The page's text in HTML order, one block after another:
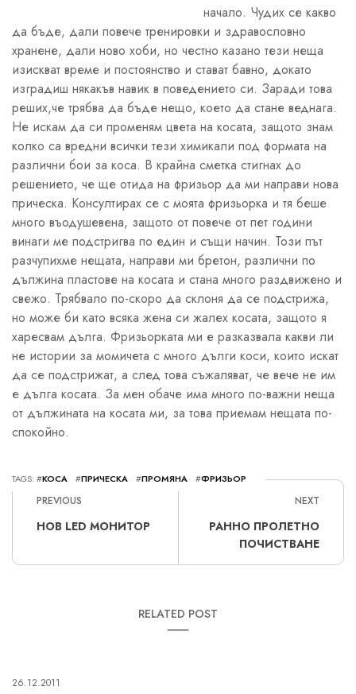
начало. Чудих се какво
да бъде, дали повече тренировки и здравословно
хранене, дали ново хоби, но честно казано тези неща
изискват време и постоянство и стават бавно, докато
изградиш някакъв навик в поведението си. Заради това
реших,че трябва да бъде нещо, което да стане веднага.
Не искам да си променям цвета на косата, защото знам
колко са вредни всички тези химикали под формата на
различни бои за коса. В крайна сметка стигнах до
решението, че ще отида на фризьор да ми направи нова
прическа. Консултирах се с моята фризьорка и тя беше
много въодушевена, защото от повече от пет години
винаги ме подстригва по един и същи начин. Този път
разчупихме нещата, направи ми бретон, различни по
дължина пластове на косата и стана много раздвижено и
свежо. Трябвало по-скоро да склоня да се подстрижа,
но може би като всяка жена си жалех косата, защото я
харесвам дълга. Фризьорката ми е разказвала какви ли
не истории за момичета с много дълги коси, които искат
да се подстрижат, а след това съжаляват, че вече не им
е дълга косата. За мен обаче има много по-важни неща
от дължината на косата ми, за това приемам нещата по-
спокойно.
TAGS: #КОСА #ПРИЧЕСКА #ПРОМЯНА #ФРИЗЬОР
PREVIOUS
НОВ LED МОНИТОР
NEXT
РАННО ПРОЛЕТНО
ПОЧИСТВАНЕ
RELATED POST
26.12.2011